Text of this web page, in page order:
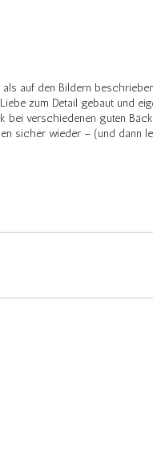
auf den Bildern
zum Detail gebaut und
verschiedenen guten
sicher wieder – (und dann